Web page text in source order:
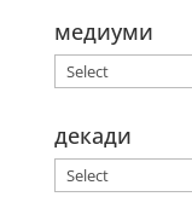
медиуми
декади